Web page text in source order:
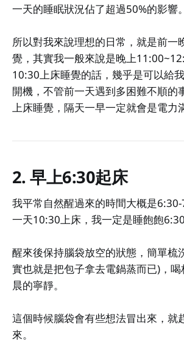
一天的睡眠狀況佔了超過50%的影響。
所以對我來說理想的日常，就是前一
覺，其實我一般來說是晚上
10:30上床睡覺的話，幾乎是可以給
開機，不管前一天遇到多困難不順的
上床睡覺，隔天一早一定就會是電力
2. 早上6:30起床
我平常自然醒過來的時間大概是
一天10:30上床，我一定是睡飽飽6:30
醒來後保持腦袋放空的狀態，簡單梳
實也就是把包子拿去電鍋蒸而已)，
晨的寧靜。
這個時候腦袋會有些想法冒出來，就
來。